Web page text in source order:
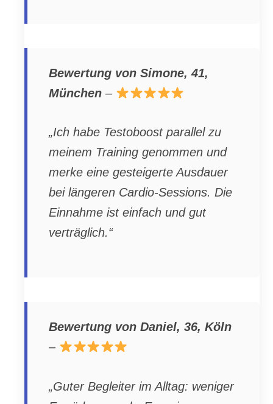
Bewertung von Simone, 41,
München –
„Ich habe Testoboost parallel zu
meinem Training genommen und
merke eine gesteigerte Ausdauer
bei längeren Cardio-Sessions. Die
Einnahme ist einfach und gut
verträglich.“
Bewertung von Daniel, 36, Köln
–
„Guter Begleiter im Alltag: weniger